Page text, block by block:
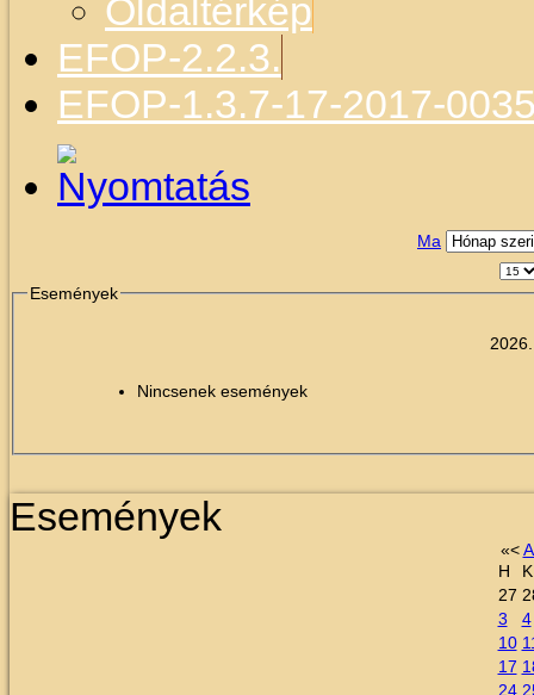
Oldaltérkép
EFOP-2.2.3.
EFOP-1.3.7-17-2017-
Ma
Események
Nincsenek események
Események
«<
H
K
27
3
4
10
17
24